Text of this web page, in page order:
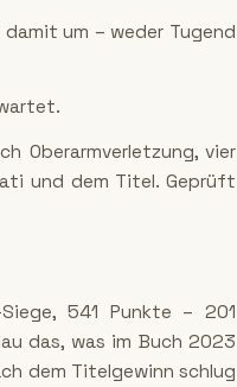
um – weder Tugend
Oberarmverletzung, vier
und dem Titel. Geprüft
541 Punkte – 201
das, was im Buch 2023
dem Titelgewinn schlug